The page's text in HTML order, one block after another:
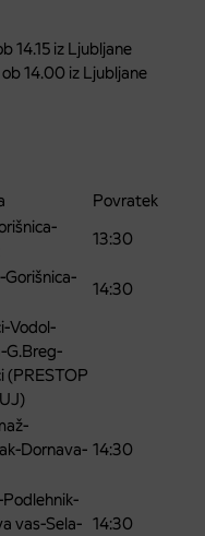
14.15 iz Ljubljane
14.00 iz Ljubljane
Povratek
13:30
14:30
Vodol-
G.Breg-
(PRESTOP
Dornava- 14:30
vas-Sela- 14:30